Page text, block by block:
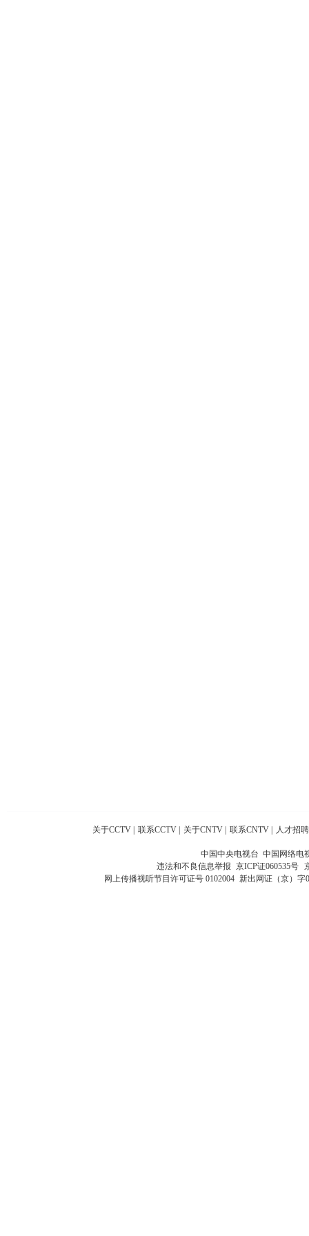
关于CCTV 联系CCTV 关于CNTV 联系CNTV 人才招聘
中国中央电视台 中国网络电
违法和不良信息举报 京ICP证060535号
网上传播视听节目许可证号 0102004 新出网证（京）